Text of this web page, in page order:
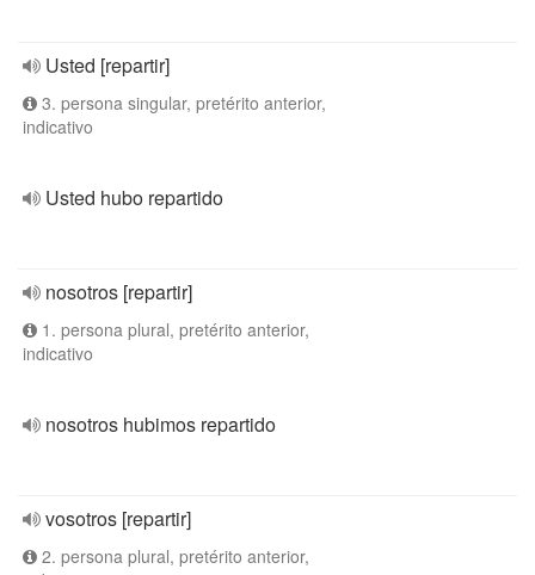
Usted [repartir]
3. persona singular, pretérito anterior,
indicativo
Usted hubo repartido
nosotros [repartir]
1. persona plural, pretérito anterior,
indicativo
nosotros hubimos repartido
vosotros [repartir]
2. persona plural, pretérito anterior,